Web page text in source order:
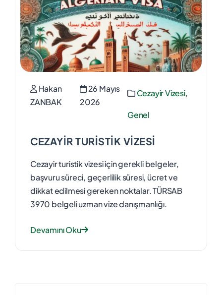
Hakan
ZANBAK
26 Mayıs
2026
Cezayir Vizesi,
Genel
CEZAYIR TURISTIK VIZESI
Cezayir turistik vizesi için gerekli belgeler,
başvuru süreci, geçerlilik süresi, ücret ve
dikkat edilmesi gereken noktalar. TÜRSAB
3970 belgeli uzman vize danışmanlığı.
Devamını Oku